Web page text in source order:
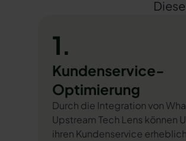
1.
Kundenservice-
Optimierung
Durch die Integration von
Upstream Tech Lens können
ihren Kundenservice